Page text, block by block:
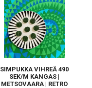
SIMPUKKA VIHREÄ 490
SEK/M KANGAS |
METSOVAARA | RETRO